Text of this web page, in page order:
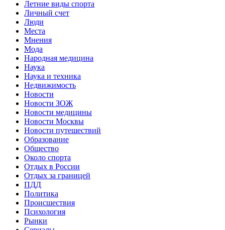
Летние виды спорта
Личный счет
Люди
Места
Мнения
Мода
Народная медицина
Наука
Наука и техника
Недвижимость
Новости
Новости ЗОЖ
Новости медицины
Новости Москвы
Новости путешествий
Образование
Общество
Около спорта
Отдых в России
Отдых за границей
ПДД
Политика
Происшествия
Психология
Рынки